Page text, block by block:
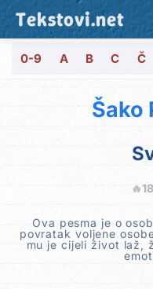
Tekstovi.net
0-9 A B C Č
Šako
🔥
Ova pesma je o
povratak voljene
mu je cijeli život laž,